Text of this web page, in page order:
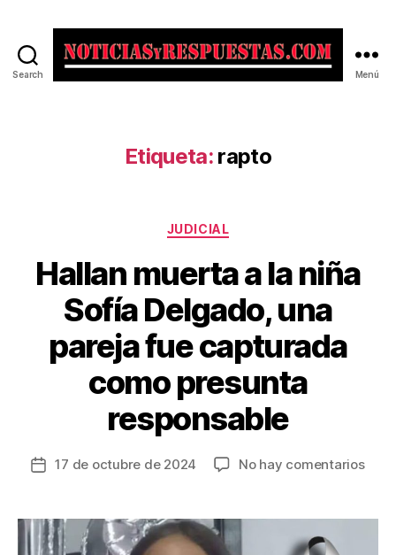
Search Menú
Etiqueta: rapto
Categorías
JUDICIAL
Hallan muerta a la niña
Sofía Delgado, una
pareja fue capturada
como presunta
responsable
Fecha
entrada
17 de octubre de 2024 No hay comentariosen
a